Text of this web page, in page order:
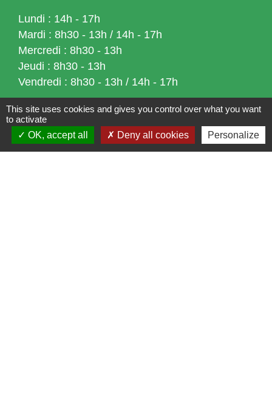
Lundi : 14h - 17h
Mardi : 8h30 - 13h / 14h - 17h
Mercredi : 8h30 - 13h
Jeudi : 8h30 - 13h
Vendredi : 8h30 - 13h / 14h - 17h
Accueil téléphoniquedu lundi au vendredi de
8h30 à 13h et de 14h à 17h
This site uses cookies and gives you control over what you want
to activate
OK, accept all
Deny all cookies Personalize